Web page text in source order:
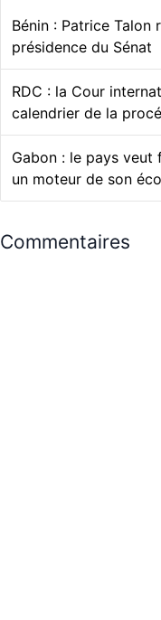
Bénin : Patrice Talon
présidence du Sénat
RDC : la Cour
calendrier de la
Gabon : le pays veut
un moteur de son
Commentaires